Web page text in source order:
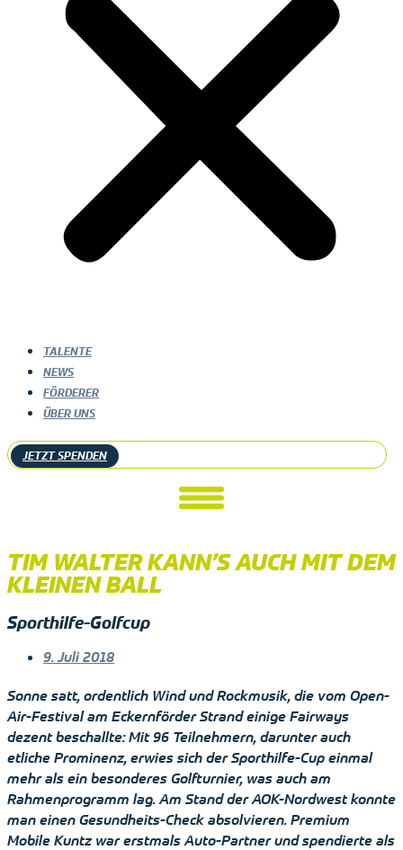
TALENTE
NEWS
FÖRDERER
ÜBER UNS
JETZT SPENDEN
TIM WALTER KANN’S AUCH MIT DEM
KLEINEN BALL
Sporthilfe-Golfcup
9. Juli 2018
Sonne satt, ordentlich Wind und Rockmusik, die vom Open-
Air-Festival am Eckernförder Strand einige Fairways
dezent beschallte: Mit 96 Teilnehmern, darunter auch
etliche Prominenz, erwies sich der Sporthilfe-Cup einmal
mehr als ein besonderes Golfturnier, was auch am
Rahmenprogramm lag. Am Stand der AOK-Nordwest konnte
man einen Gesundheits-Check absolvieren. Premium
Mobile Kuntz war erstmals Auto-Partner und spendierte als